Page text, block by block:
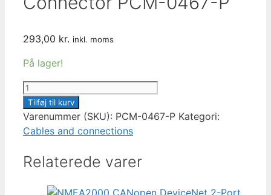
293,00 kr. inkl. moms
På lager!
NMEA2000
CANopen
DeviceNet
4-
T-
PCM-
Tilføj til kurv
Varenummer (SKU): PCM-0467-P Kategori:
Cables and connections
Relaterede varer